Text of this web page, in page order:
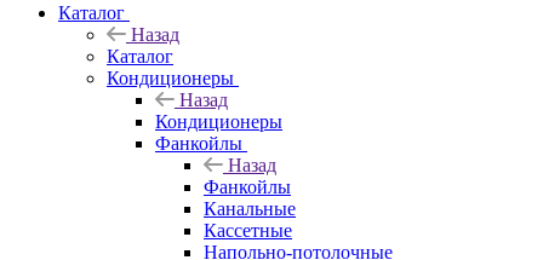
Каталог
Назад
Каталог
Кондиционеры
Назад
Кондиционеры
Фанкойлы
Назад
Фанкойлы
Канальные
Кассетные
Напольно-потолочные